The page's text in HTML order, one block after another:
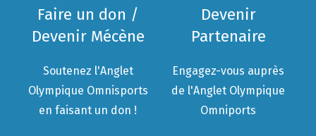
Faire un don /
Devenir Mécène
Soutenez l'Anglet
Olympique Omnisports
en faisant un don !
Devenir
Partenaire
Engagez-vous auprès
de l'Anglet Olympique
Omniports